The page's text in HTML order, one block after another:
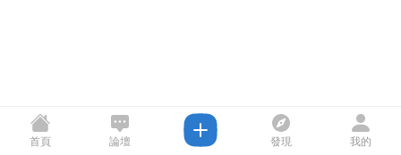
首頁 論壇 發現 我的